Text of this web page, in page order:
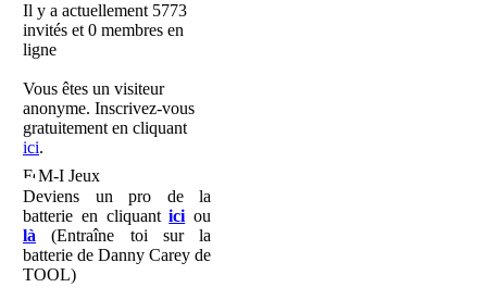
Il y a actuellement 5773
invités et 0 membres en
ligne
Vous êtes un visiteur
anonyme. Inscrivez-vous
gratuitement en cliquant
ici.
M-I Jeux
Deviens un pro de la
batterie en cliquantici ou
là (Entraîne toi sur la
batterie de Danny Carey de
TOOL)